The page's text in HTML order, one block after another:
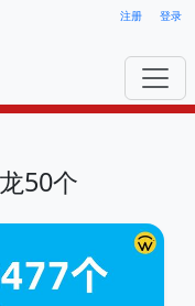
注册 登录
50个